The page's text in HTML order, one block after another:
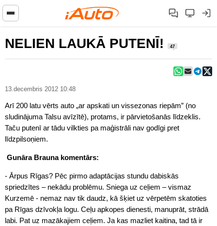
NELIEN LAUKĀ PUTENĪ! 47
13.decembris 2012 10:48
Arī 200 latu vērts auto „ar apskati un vissezonas riepām” (no
sludinājuma Talsu avīzītē), protams, ir pārvietošanās līdzeklis.
Taču putenī ar tādu vilkties pa maģistrāli nav godīgi pret
līdzpilsoņiem.
Gunāra Brauna komentārs:
- Ārpus Rīgas? Pēc pirmo adaptācijas stundu dabiskās
spriedzītes – nekādu problēmu. Sniega uz ceļiem – vismaz
Kurzemē - nemaz nav tik daudz, kā šķiet uz vērpetēm skatoties
pa Rīgas dzīvokļa logu. Ceļu apkopes dienesti, manuprāt, strādā
labi. Pat uz mazākajiem ceļiem. Ja kas mazliet kaitina, tad tā ir